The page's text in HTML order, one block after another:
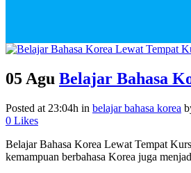
05 Agu Belajar Bahasa
Posted at 23:04h in belajar bahasa korea
0 Likes
Belajar Bahasa Korea Lewat Tempat
kemampuan berbahasa Korea juga